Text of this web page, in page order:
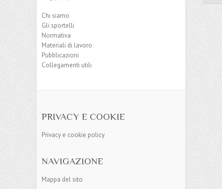
Chi siamo
Gli sportelli
Normativa
Materiali di lavoro
Pubblicazioni
Collegamenti utili
PRIVACY E COOKIE
Privacy e cookie policy
NAVIGAZIONE
Mappa del sito